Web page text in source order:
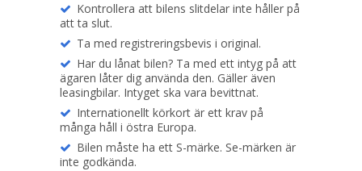
Kontrollera att bilens slitdelar inte håller på
att ta slut.
Ta med registreringsbevis i original.
Har du lånat bilen? Ta med ett intyg på att
ägaren låter dig använda den. Gäller även
leasingbilar. Intyget ska vara bevittnat.
Internationellt körkort är ett krav på
många håll i östra Europa.
Bilen måste ha ett S-märke. Se-märken är
inte godkända.